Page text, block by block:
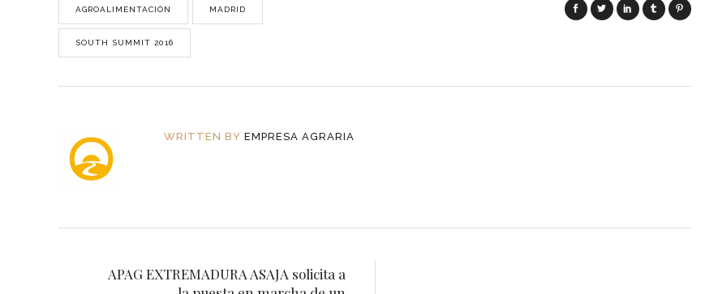
AGROALIMENTACIÓN MADRID
SOUTH SUMMIT 2016
WRITTEN BY EMPRESA AGRARIA
APAG EXTREMADURA ASAJA solicita a